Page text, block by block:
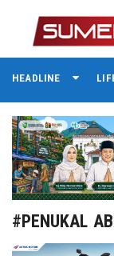
HEADLINE
#PENUKAL